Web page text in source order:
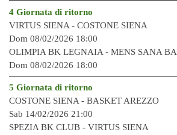
4 Giornata di ritorno
VIRTUS SIENA - COSTONE SIENA
Dom 08/02/2026 18:00
OLIMPIA BK LEGNAIA - MENS SANA
Dom 08/02/2026 18:00
5 Giornata di ritorno
COSTONE SIENA - BASKET AREZZO
Sab 14/02/2026 21:00
SPEZIA BK CLUB - VIRTUS SIENA